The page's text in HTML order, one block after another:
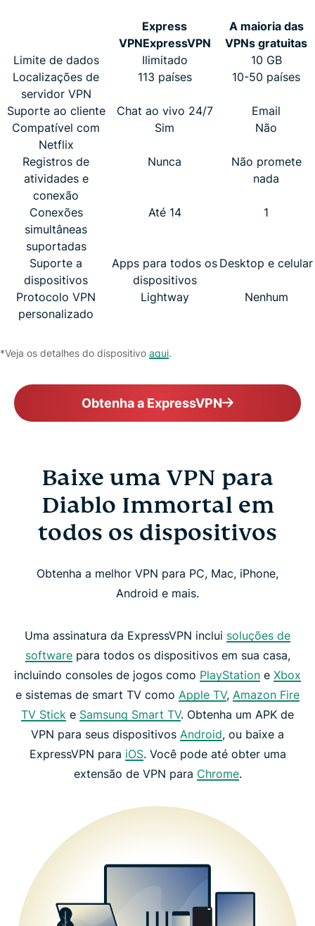
Express
VPNExpressVPN
A maioria das
VPNs gratuitas
Limite de dados
Ilimitado
10 GB
Localizações de
servidor VPN
113 países 10-50 países
Suporte ao cliente Chat ao vivo 24/7
Email
Compatível com
Netflix
Sim Não
Registros de
atividades e
conexão
Nunca
Não promete
nada
Conexões
simultâneas
suportadas
Até 14 1
Suporte a
dispositivos
Apps para todos os
dispositivos
Desktop e celular
Protocolo VPN
personalizado
Lightway Nenhum
*Veja os detalhes do dispositivo aqui.
Obtenha a ExpressVPN
Baixe uma VPN para
Diablo Immortal em
todos os dispositivos
Obtenha a melhor VPN para PC, Mac, iPhone,
Android e mais.
Uma assinatura da ExpressVPN inclui soluções de
softwarepara todos os dispositivos em sua casa,
incluindo consoles de jogos como PlayStation e Xbox
e sistemas de smart TV como Apple TV, Amazon Fire
TV Stick e Samsung Smart TV. Obtenha um APK de
VPN para seus dispositivos Android, ou baixe a
ExpressVPN para iOS. Você pode até obter uma
extensão de VPN para Chrome.